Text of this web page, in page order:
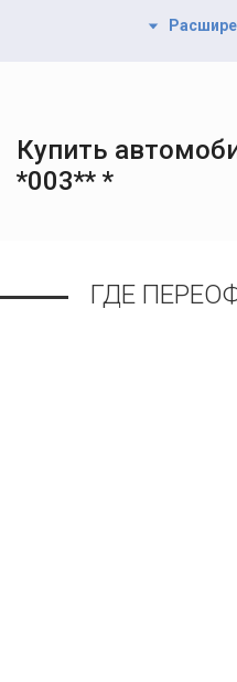
Купить
*003** *
ГДЕ